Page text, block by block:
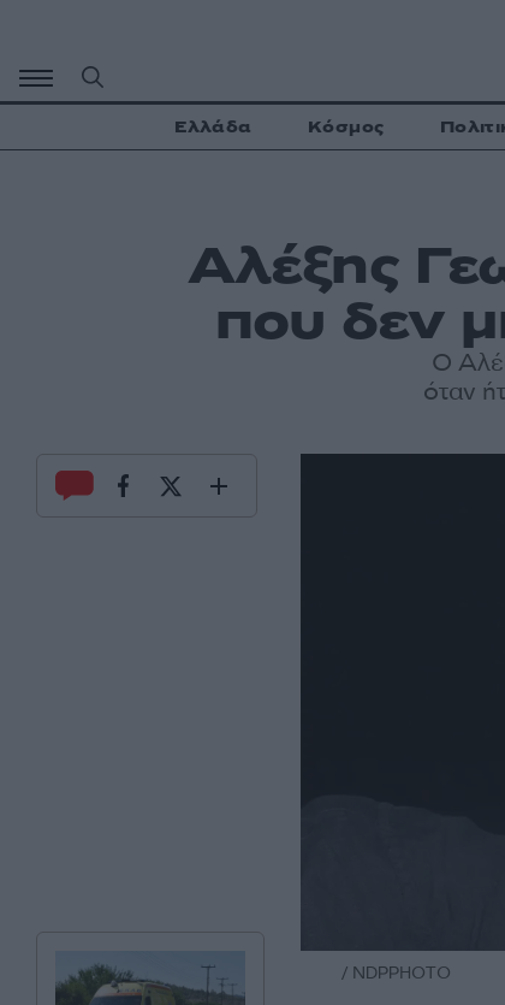
περιεχόμενο
Ελλάδα Κόσμος
Αλέξης
που δεν
Ο
όταν
/ NDPPHOTO